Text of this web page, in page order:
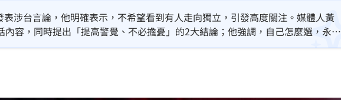
還可換姿勢 19:32
發橫掃雄鷹
」恐釀脂肪肝 19:16
涉台言論，他明確表示，不希望看到有人走向獨立，引發高度關注。媒體人黃
容，同時提出「提高警覺、不必擔憂」的2大結論；他強調，自己怎麼選，永遠